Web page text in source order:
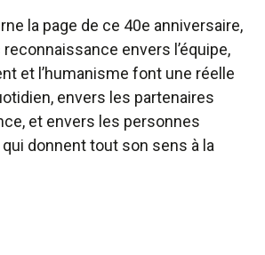
la page de ce 40e anniversaire,
envers l’équipe,
et l’humanisme font une réelle
envers les partenaires
et envers les personnes
donnent tout son sens à la